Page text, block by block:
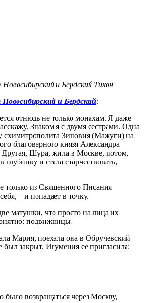
и Бердский Тихон
и Бердский:
отнюдь не только монахам. Я даже
Знаком я с двумя сестрами. Одна
схимитрополита Зиновия (Мажуги) на
благоверного князя Александра
Другая, Шура, жила в Москве, потом,
глубинку и стала старчествовать,
только из Священного Писания
– и попадает в точку.
матушки, что просто на лица их
подвижницы!
Мария, поехала она в Обручевский
был закрыт. Игумения ее пригласила:
было возвращаться через Москву,